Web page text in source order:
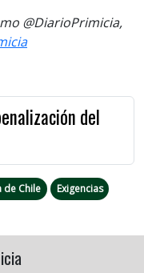
@DiarioPrimicia,
del
de Chile
Exigencias